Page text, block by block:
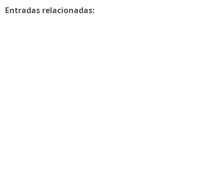
Entradas relacionadas: